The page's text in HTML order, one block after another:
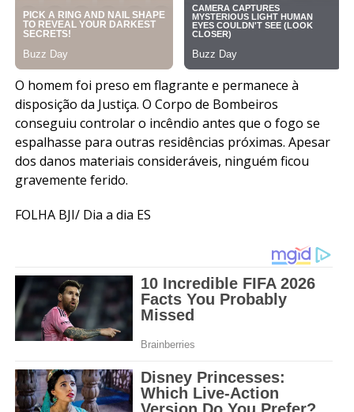
O homem foi preso em flagrante e permanece à
disposição da Justiça. O Corpo de Bombeiros
conseguiu controlar o incêndio antes que o fogo se
espalhasse para outras residências próximas. Apesar
dos danos materiais consideráveis, ninguém ficou
gravemente ferido.
FOLHA BJI/ Dia a dia ES